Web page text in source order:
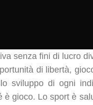
senza fini di lucro
di libertà,
sviluppo di ogni
gioco. Lo sport è